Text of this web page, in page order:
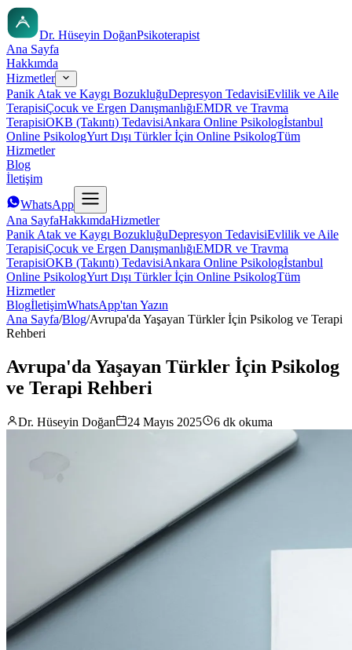
Dr. Hüseyin DoğanPsikoterapist
Ana Sayfa
Hakkımda
Hizmetler
Panik Atak ve Kaygı BozukluğuDepresyon TedavisiEvlilik ve Aile
TerapisiÇocuk ve Ergen DanışmanlığıEMDR ve Travma
TerapisiOKB (Takıntı) TedavisiAnkara Online Psikologİstanbul
Online PsikologYurt Dışı Türkler İçin Online PsikologTüm
Hizmetler
Blog
İletişim
WhatsApp
Ana SayfaHakkımdaHizmetler
Panik Atak ve Kaygı BozukluğuDepresyon TedavisiEvlilik ve Aile
TerapisiÇocuk ve Ergen DanışmanlığıEMDR ve Travma
TerapisiOKB (Takıntı) TedavisiAnkara Online Psikologİstanbul
Online PsikologYurt Dışı Türkler İçin Online PsikologTüm
Hizmetler
BlogİletişimWhatsApp'tan Yazın
Ana Sayfa/Blog/Avrupa'da Yaşayan Türkler İçin Psikolog ve Terapi
Rehberi
Avrupa'da Yaşayan Türkler İçin Psikolog
ve Terapi Rehberi
Dr. Hüseyin Doğan 24 Mayıs 2025 6 dk okuma